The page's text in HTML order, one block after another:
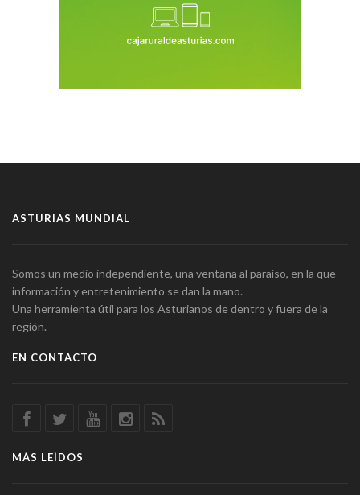
ASTURIAS MUNDIAL
Somos un medio independiente, una ventana al paraíso, en la que
información y entretenimiento se dan la mano.
Una herramienta útil para los Asturianos de dentro y fuera de la
región.
EN CONTACTO
MÁS LEÍDOS